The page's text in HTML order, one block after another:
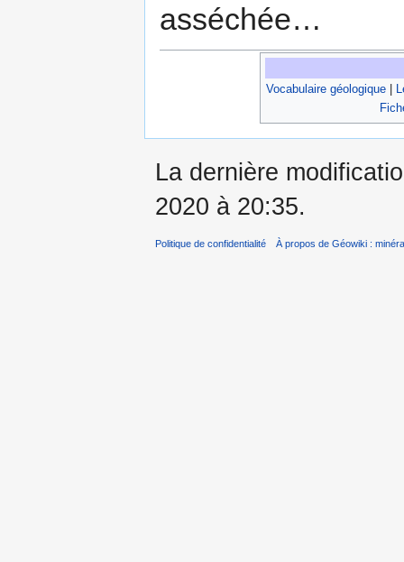
asséchée…
Vocabulaire géologique|
La dernière
2020 à 20:35.
Politique de confidentialité À propos de Géowiki :